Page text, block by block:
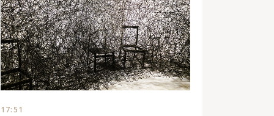
statunitense con un percorso di studi nell’ambito
della grafica, della pittura e della scultura.
L’incontro con le sue fotografie è sempre per me
fonte di stupore, lo stupore che si prova di fronte
ad immagini perfette, nella tecnica e nella
composizione. Perfezione e bellezza che sono
sempre state ...
17:51